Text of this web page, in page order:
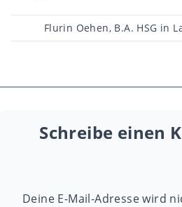
Beitragsautor
Flurin Oehen, B.A. HSG in
Schreibe einen
Deine E-Mail-Adresse wird